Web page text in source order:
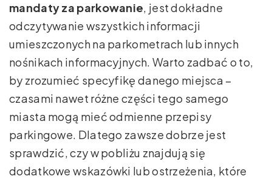
mandaty za parkowanie, jest dokładne
odczytywanie wszystkich informacji
umieszczonych na parkometrach lub innych
nośnikach informacyjnych. Warto zadbać o to,
by zrozumieć specyfikę danego miejsca –
czasami nawet różne części tego samego
miasta mogą mieć odmienne przepisy
parkingowe. Dlatego zawsze dobrze jest
sprawdzić, czy w pobliżu znajdują się
dodatkowe wskazówki lub ostrzeżenia, które